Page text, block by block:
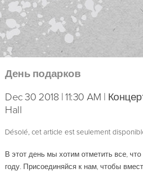
День подарков
Dec 30 2018 | 11:30 AM |
Hall
Désolé, cet article est seulement
В этот день мы хотим отметить все,
году. Присоединяйся к нам, чтобы